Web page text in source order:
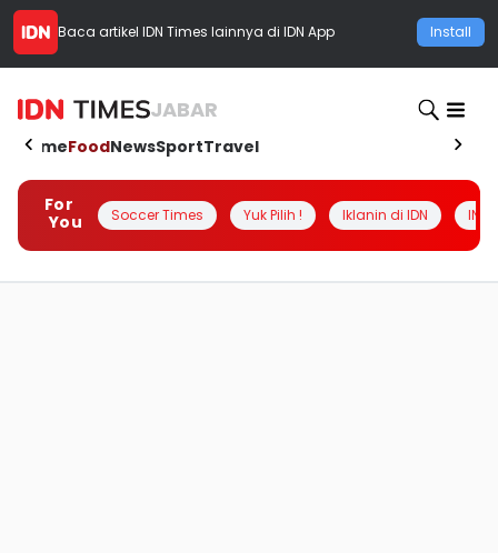
Baca artikel IDN Times lainnya di IDN App Install
JABAR
HomeFoodNewsSportTravel
For
You
Soccer Times Yuk Pilih ! Iklanin di IDN